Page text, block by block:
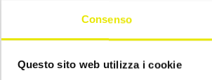
Consenso
Questo sito web utilizza i cookie
** Non inclusi nella fornitura. Devono